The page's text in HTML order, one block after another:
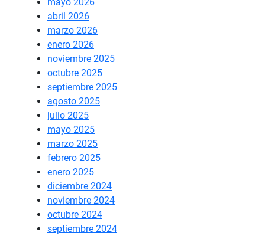
abril 2026
marzo 2026
enero 2026
noviembre 2025
octubre 2025
septiembre 2025
agosto 2025
julio 2025
mayo 2025
marzo 2025
febrero 2025
enero 2025
diciembre 2024
noviembre 2024
octubre 2024
septiembre 2024